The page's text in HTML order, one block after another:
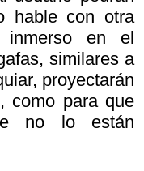
hable con otra
inmerso en el
similares a
proyectarán
como para que
no lo están